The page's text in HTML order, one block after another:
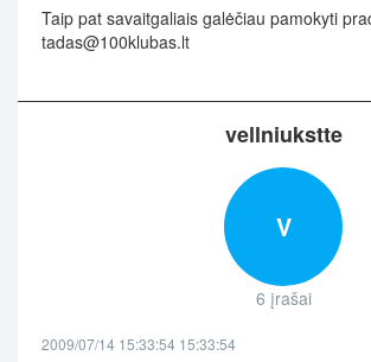
Taip pat savaitgaliais galėčiau pamokyti
tadas@100klubas.lt
vellniukstte
V
6 įrašai
2009/07/14 15:33:54 15:33:54